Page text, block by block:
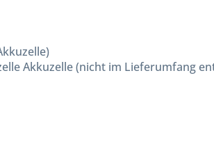
Akkuzelle (nicht im Lieferumfang